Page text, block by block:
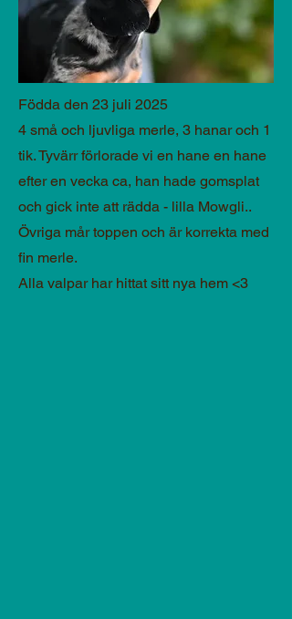
Födda den 23 juli 2025
4 små och ljuvliga merle, 3 hanar och 1
tik. Tyvärr förlorade vi en hane en hane
efter en vecka ca, han hade gomsplat
och gick inte att rädda - lilla Mowgli..
Övriga mår toppen och är korrekta med
fin merle.
Alla valpar har hittat sitt nya hem <3